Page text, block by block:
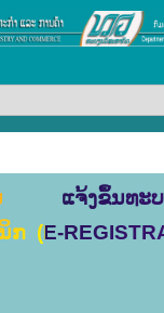
ນ ແຈ້ງຂຶ້ນທະບ
ກ (E-